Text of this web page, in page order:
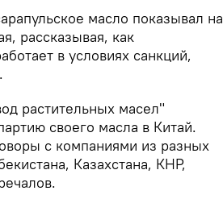
масло показывал на
рассказывая, как
в условиях санкций,
растительных масел"
своего масла в Китай.
с компаниями из разных
Казахстана, КНР,